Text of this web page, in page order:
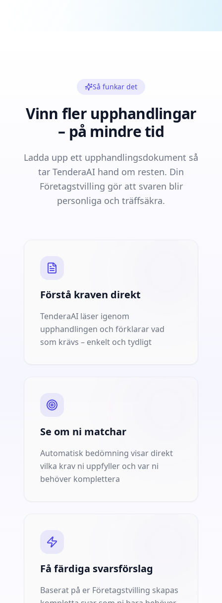
Så funkar det
Vinn fler upphandlingar
– på mindre tid
Ladda upp ett upphandlingsdokument så
tar TenderaAI hand om resten. Din
Företagstvilling gör att svaren blir
personliga och träffsäkra.
Förstå kraven direkt
TenderaAI läser igenom
upphandlingen och förklarar vad
som krävs – enkelt och tydligt
Se om ni matchar
Automatisk bedömning visar direkt
vilka krav ni uppfyller och var ni
behöver komplettera
Få färdiga svarsförslag
Baserat på er Företagstvilling skapas